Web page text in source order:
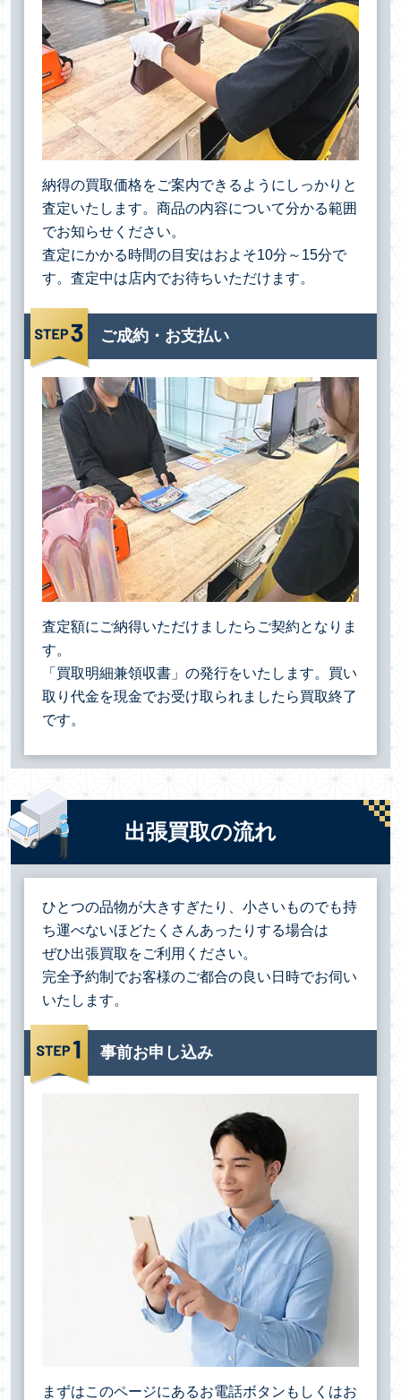
納得の買取価格をご案内できるようにしっかりと
査定いたします。商品の内容について分かる範囲
でお知らせください。
査定にかかる時間の目安はおよそ10分～15分で
す。査定中は店内でお待ちいただけます。
ご成約・お支払い
査定額にご納得いただけましたらご契約となりま
す。
「買取明細兼領収書」の発行をいたします。買い
取り代金を現金でお受け取られましたら買取終了
です。
出張買取の流れ
ひとつの品物が大きすぎたり、小さいものでも持
ち運べないほどたくさんあったりする場合は
ぜひ出張買取をご利用ください。
完全予約制でお客様のご都合の良い日時でお伺い
いたします。
事前お申し込み
まずはこのページにあるお電話ボタンもしくはお